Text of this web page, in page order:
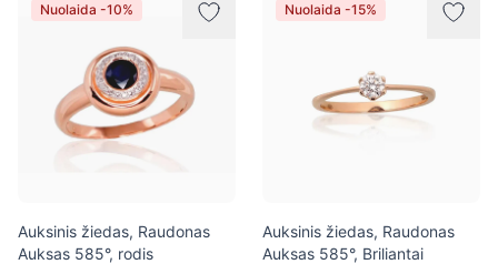
Nuolaida -10%
Auksinis žiedas, Raudonas
Auksas 585°, rodis
Nuolaida -15%
Auksinis žiedas, Raudonas
Auksas 585°, Briliantai